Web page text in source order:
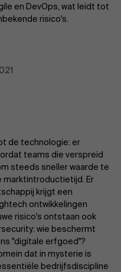
en DevOps, wat leidt tot
risico's.
de technologie: er
teams die verspreid
steeds sneller waarde te
marktintroductietijd. Er
krijgt een
ontwikkelingen
risico's ontstaan ook
wie beschermt
"digitale erfgoed"?
dat in mysterie is
bedrijfsdiscipline